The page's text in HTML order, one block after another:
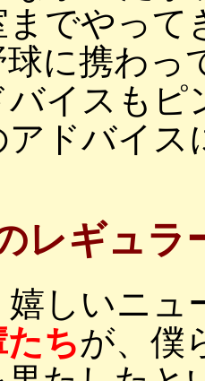
までやって
に携わっ
バイスもピ
ドバイス
レギュラ
嬉しいニュ
たちが、僕